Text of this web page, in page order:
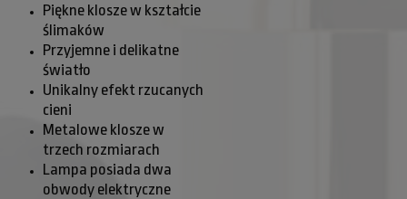
Piękne klosze w kształcie
ślimaków
Przyjemne i delikatne
światło
Unikalny efekt rzucanych
cieni
Metalowe klosze w
trzech rozmiarach
Lampa posiada dwa
obwody elektryczne